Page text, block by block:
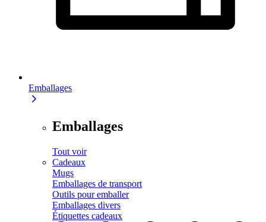
Emballages
Emballages
Tout voir
Cadeaux
Mugs
Emballages de transport
Outils pour emballer
Emballages divers
Étiquettes cadeaux